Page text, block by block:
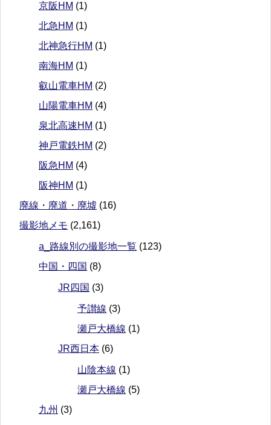
京阪HM (1)
北急HM (1)
北神急行HM (1)
南海HM (1)
叡山電車HM (2)
山陽電車HM (4)
泉北高速HM (1)
神戸電鉄HM (2)
阪急HM (4)
阪神HM (1)
廃線・廃道・廃墟 (16)
撮影地メモ (2,161)
a_路線別の撮影地一覧 (123)
中国・四国 (8)
JR四国 (3)
予讃線 (3)
瀬戸大橋線 (1)
JR西日本 (6)
山陰本線 (1)
瀬戸大橋線 (5)
九州 (3)